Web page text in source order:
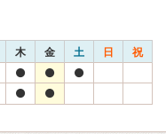
木 金 土 日 祝